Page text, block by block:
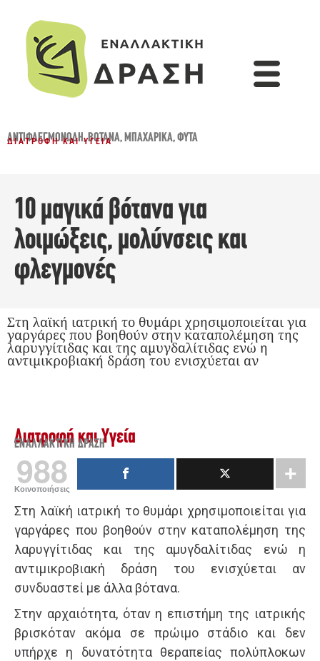
ΑΝΤΙΦΛΕΓΜΟΝΏΔΗ,ΒΌΤΑΝΑ,ΜΠΑΧΑΡΙΚΆ,ΦΥΤΆ
ΔΙΑΤΡΟΦΉ ΚΑΙ ΥΓΕΊΑ
10 μαγικά βότανα για
λοιμώξεις, μολύνσεις και
φλεγμονές
Στη λαϊκή ιατρική το θυμάρι χρησιμοποιείται για
γαργάρες που βοηθούν στην καταπολέ­μηση της
λαρυγγίτιδας και της αμυ­γδα­λίτιδας ενώ η
αντιμικρο­βιακή δράση του ενισχύεται αν
Διατροφή και Υγεία
ΕΝΑΛΛΑΚΤΙΚΉ ΔΡΆΣΗ
988
Κοινοποιήσεις
Στη λαϊκή ιατρική το θυμάρι χρησιμοποιείται για
γαργάρες που βοηθούν στην καταπολέ­μηση της
λαρυγγίτιδας και της αμυ­γδα­λίτιδας ενώ η
αντιμικρο­βιακή δράση του ενισχύεται αν
συνδυαστεί με άλλα βότανα.
Στην αρχαιότητα, όταν η επιστήμη της ιατρικής
βρισκόταν ακόμα σε πρώιμο στάδιο και δεν
υπήρχε η δυνατότητα θεραπείας πολύπλοκων